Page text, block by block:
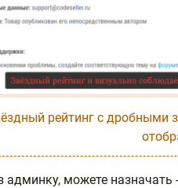
рейтинг с дробными
админку, можете назначать